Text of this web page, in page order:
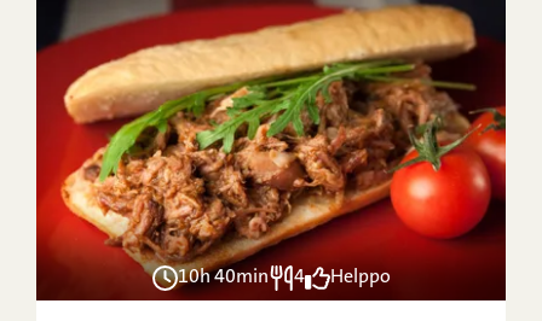
10h 40min 4 Helppo